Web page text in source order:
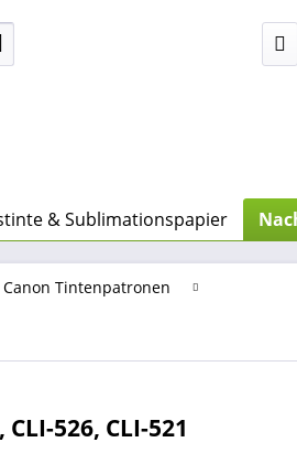
& Sublimationspapier
Tintenpatronen
526, CLI-521